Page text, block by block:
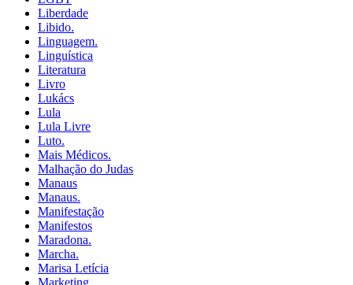
Liberdade
Libido.
Linguagem.
Linguística
Literatura
Livro
Lukács
Lula
Lula Livre
Luto.
Mais Médicos.
Malhação do Judas
Manaus
Manaus.
Manifestação
Manifestos
Maradona.
Marcha.
Marisa Letícia